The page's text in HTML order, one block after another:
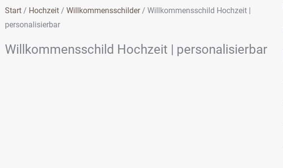
Start / Hochzeit / Willkommensschilder/ Willkommensschild Hochzeit |
personalisierbar
Willkommensschild Hochzeit | personalisierbar